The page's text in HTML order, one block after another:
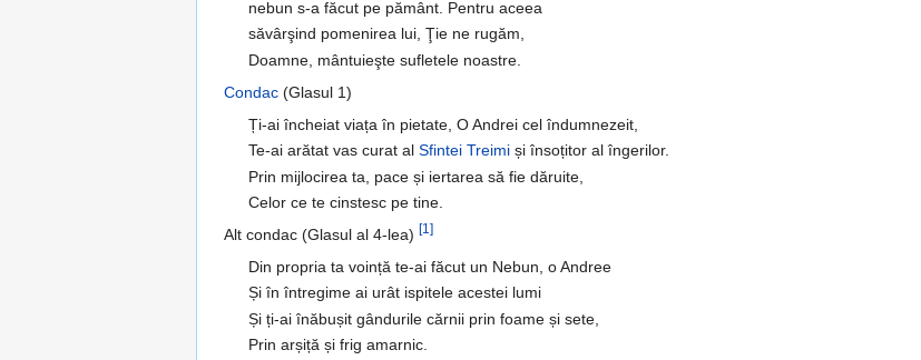
nebun s-a făcut pe pământ. Pentru aceea
săvârşind pomenirea lui, Ţie ne rugăm,
Doamne, mântuieşte sufletele noastre.
Condac (Glasul 1)
Ți-ai încheiat viața în pietate, O Andrei cel îndumnezeit,
Te-ai arătat vas curat alSfintei Treimi și însoțitor al îngerilor.
Prin mijlocirea ta, pace și iertarea să fie dăruite,
Celor ce te cinstesc pe tine.
Alt condac (Glasul al 4-lea) [1]
Din propria ta voință te-ai făcut un Nebun, o Andree
Și în întregime ai urât ispitele acestei lumi
Și ți-ai înăbușit gândurile cărnii prin foame și sete,
Prin arșiță și frig amarnic.